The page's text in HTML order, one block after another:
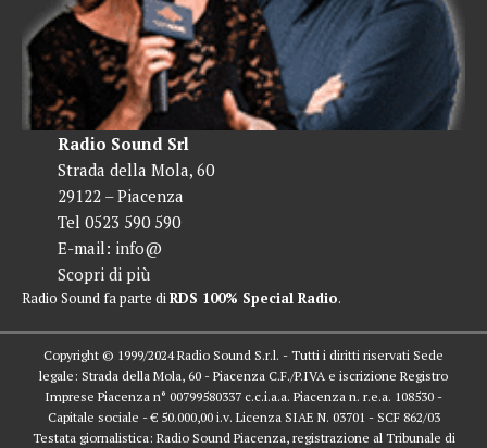
Radio Sound Srl
Strada della Mola, 60
29122 – Piacenza
Tel 0523 590 590
E-mail: info@
Scopri di più
Radio Sound fa parte diRDS 100% Special Radio.
Copyright © 1999/2024 Radio Sound S.r.l. - Tutti i diritti riservati Sede
legale: Strada della Mola, 60 - Piacenza C.F./P.IVA e iscrizione Registro
Imprese Piacenza n° 00799580337 c.c.i.a.a. Piacenza n. r.e.a. 108530 -
Capitale sociale - € 50.000,00 i.v. Licenza SIAE N. 03701 - SCF 862/03
Testata giornalistica: Radio Sound Piacenza, registrazione al Tribunale di